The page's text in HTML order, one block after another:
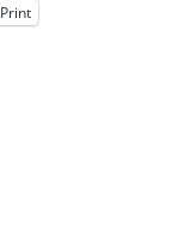
Print